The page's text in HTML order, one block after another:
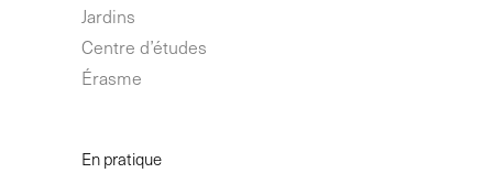
Jardins
Centre d’études
Érasme
En pratique